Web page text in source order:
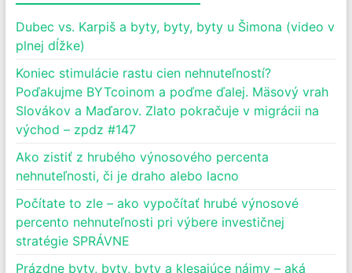
Dubec vs. Karpiš a byty, byty, byty u Šimona (video v
plnej dĺžke)
Koniec stimulácie rastu cien nehnuteľností?
Poďakujme BYTcoinom a poďme ďalej. Mäsový vrah
Slovákov a Maďarov. Zlato pokračuje v migrácii na
východ – zpdz #147
Ako zistiť z hrubého výnosového percenta
nehnuteľnosti, či je draho alebo lacno
Počítate to zle – ako vypočítať hrubé výnosové
percento nehnuteľnosti pri výbere investičnej
stratégie SPRÁVNE
Prázdne byty, byty, byty a klesajúce nájmy – aká